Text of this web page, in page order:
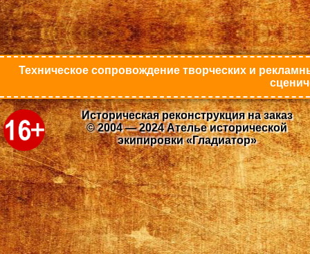
Техническое сопровождение творческих и
Историческая реконструкция на заказ
© 2004 — 2024 Ателье исторической
экипировки «Гладиатор»